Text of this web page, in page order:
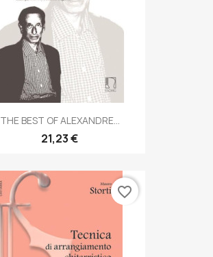
THE BEST OF ALEXANDRE...
21,23 €
favorite_border